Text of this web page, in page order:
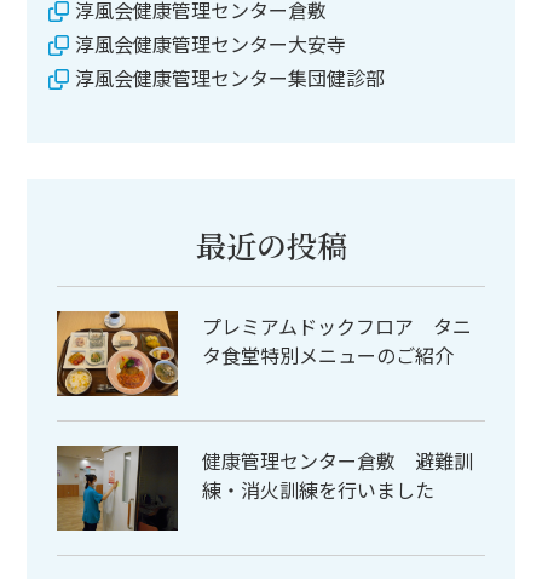
淳風会健康管理センター倉敷
淳風会健康管理センター大安寺
淳風会健康管理センター集団健診部
最近の投稿
プレミアムドックフロア タニ
タ食堂特別メニューのご紹介
健康管理センター倉敷 避難訓
練・消火訓練を行いました